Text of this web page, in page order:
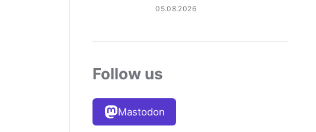
05.08.2026
Follow us
Mastodon